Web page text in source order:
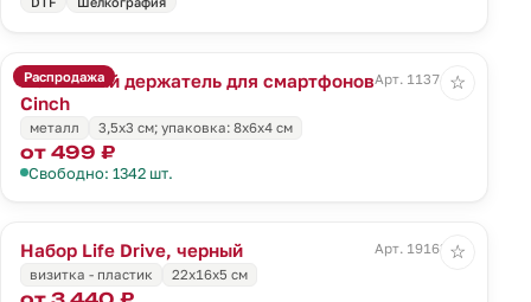
Распродажа
Магнитный держатель для смартфонов
Cinch
Арт. 11374.10
металл 3,5x3 см; упаковка: 8x6x4 см
от 499 ₽
Свободно: 1342 шт.
☆
Набор Life Drive, черный
Арт. 19163.30
визитка - пластик
22х16х5 см
☆